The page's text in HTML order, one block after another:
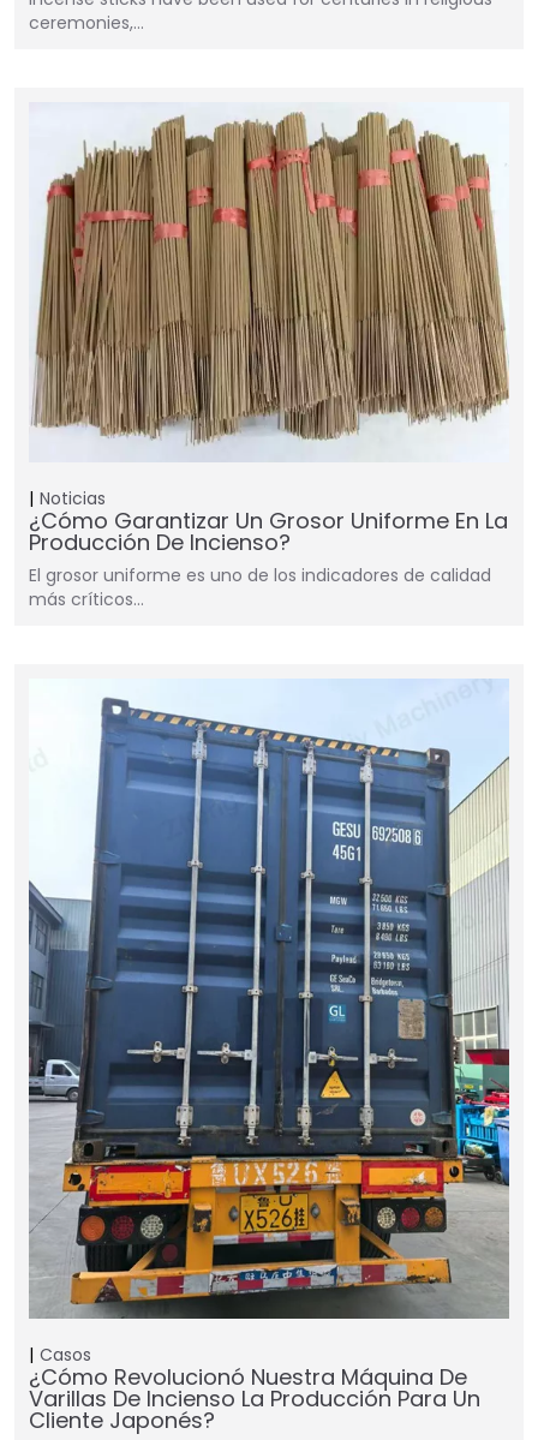
ceremonies,…
Noticias
¿Cómo Garantizar Un Grosor Uniforme En La
Producción De Incienso?
El grosor uniforme es uno de los indicadores de calidad
más críticos…
Casos
¿Cómo Revolucionó Nuestra Máquina De
Varillas De Incienso La Producción Para Un
Cliente Japonés?